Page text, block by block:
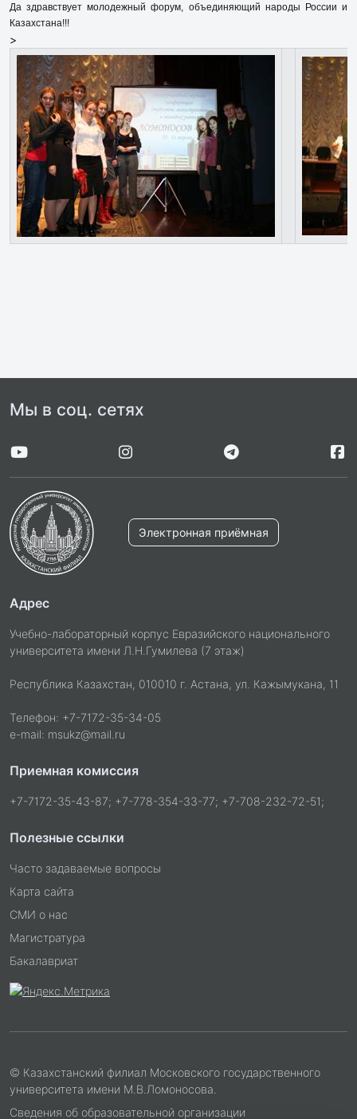
Да здравствует молодежный форум, объединяющий народы России и
Казахстана!!!
>
Мы в соц. сетях
Электронная приёмная
Адрес
Учебно-лабораторный корпус Евразийского национального
университета имени Л.Н.Гумилева (7 этаж)
Республика Казахстан, 010010 г. Астана, ул. Кажымукана, 11
Телефон: +7-7172-35-34-05
e-mail: msukz@mail.ru
Приемная комиссия
+7-7172-35-43-87; +7-778-354-33-77; +7-708-232-72-51;
Полезные ссылки
Часто задаваемые вопросы
Карта сайта
СМИ о нас
Магистратура
Бакалавриат
© Казахстанский филиал Московского государственного
университета имени М.В.Ломоносова.
Сведения об образовательной организации